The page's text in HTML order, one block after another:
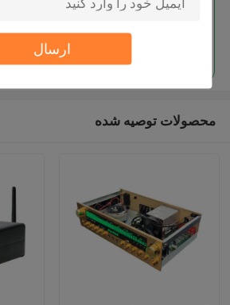
ارسال
محصولات توصیه شده